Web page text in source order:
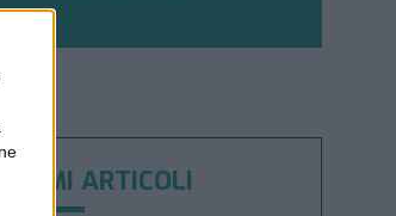
ULTIMI ARTICOLI